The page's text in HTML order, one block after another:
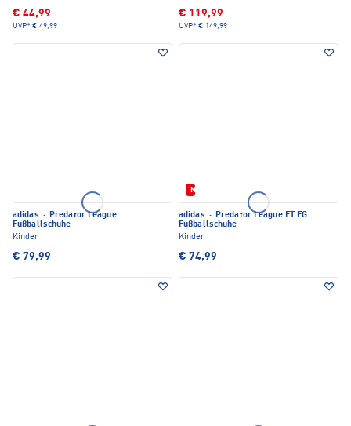
€ 44,99
UVP* € 49,99
€ 119,99
UVP* € 149,99
adidas · Predator League
Fußballschuhe
Kinder
€ 79,99
Neu
adidas · Predator League FT FG
Fußballschuhe
Kinder
€ 74,99